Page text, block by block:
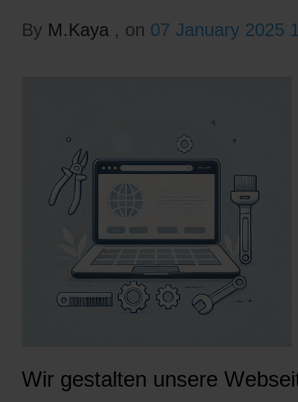
By M.Kaya , on 07 January 2025
Wir gestalten unsere